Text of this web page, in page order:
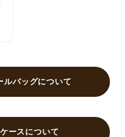
ルバッグについて
ースについて